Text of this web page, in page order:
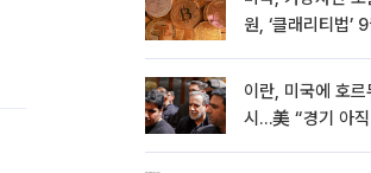
원, ‘클래리티법’
이란, 미국에 호르
시…美 “경기 아